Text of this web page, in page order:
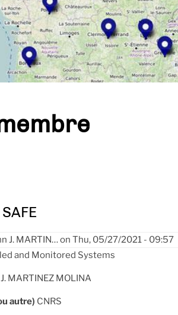
J. MARTIN…on Thu, 05/27/2021 - 09:57
and Monitored Systems
MARTINEZ MOLINA
autre) CNRS